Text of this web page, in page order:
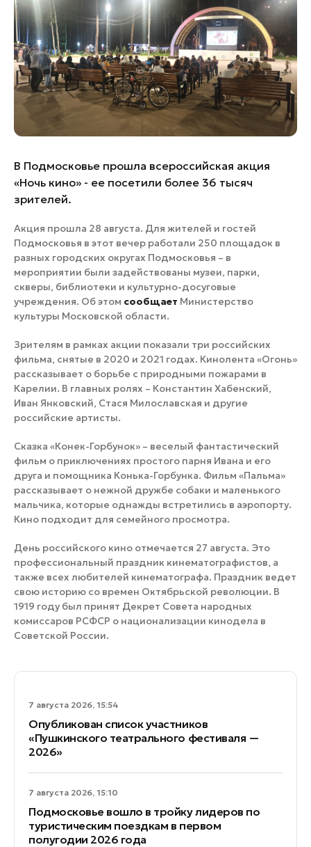
Банные комплексы
Горнолыжные клубы
Спецпроекты
Инвестиционный портал
Федоскинская фабрика
Пикник в Подмосковье
Золотое кольцо России
Инвесторам
7 августа 2026, 15:54
Опубликован список участников
«Пушкинского театрального фестиваля —
2026»
7 августа 2026, 15:10
Подмосковье вошло в тройку лидеров по
туристическим поездкам в первом
полугодии 2026 года
В Подмосковье прошла всероссийская акция
«Ночь кино» - ее посетили более 36 тысяч
зрителей.
Акция прошла 28 августа. Для жителей и гостей
Подмосковья в этот вечер работали 250 площадок в
разных городских округах Подмосковья – в
мероприятии были задействованы музеи, парки,
скверы, библиотеки и культурно-досуговые
учреждения. Об этом сообщает Министерство
культуры Московской области.
Зрителям в рамках акции показали три российских
фильма, снятые в 2020 и 2021 годах. Кинолента «Огонь»
рассказывает о борьбе с природными пожарами в
Карелии. В главных ролях – Константин Хабенский,
Иван Янковский, Стася Милославская и другие
российские артисты.
Сказка «Конек-Горбунок» – веселый фантастический
фильм о приключениях простого парня Ивана и его
друга и помощника Конька-Горбунка. Фильм «Пальма»
рассказывает о нежной дружбе собаки и маленького
мальчика, которые однажды встретились в аэропорту.
Кино подходит для семейного просмотра.
День российского кино отмечается 27 августа. Это
профессиональный праздник кинематографистов, а
также всех любителей кинематографа. Праздник ведет
свою историю со времен Октябрьской революции. В
1919 году был принят Декрет Совета народных
комиссаров РСФСР о национализации кинодела в
Советской России.